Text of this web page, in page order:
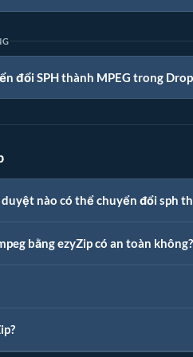
đổi SPH thành MPEG trong
nào có thể chuyển đổi sph
bằng ezyZip có an toàn không?